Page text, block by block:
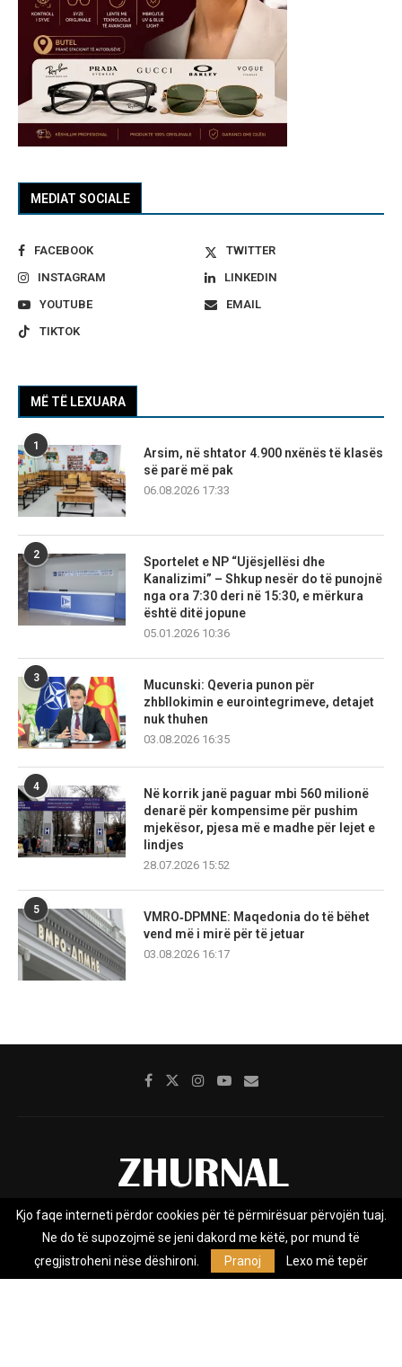
MEDIAT SOCIALE
FACEBOOK
TWITTER
INSTAGRAM
LINKEDIN
YOUTUBE
EMAIL
TIKTOK
MË TË LEXUARA
1
Arsim, në shtator 4.900 nxënës të klasës
së parë më pak
06.08.2026 17:33
2
Sportelet e NP “Ujësjellësi dhe
Kanalizimi” – Shkup nesër do të punojnë
nga ora 7:30 deri në 15:30, e mërkura
është ditë jopune
05.01.2026 10:36
3
Mucunski: Qeveria punon për
zhbllokimin e eurointegrimeve, detajet
nuk thuhen
03.08.2026 16:35
4
Në korrik janë paguar mbi 560 milionë
denarë për kompensime për pushim
mjekësor, pjesa më e madhe për lejet e
lindjes
28.07.2026 15:52
5
VMRO‑DPMNE: Maqedonia do të bëhet
vend më i mirë për të jetuar
03.08.2026 16:17
Rreth nesh Impresumi Marketing
Privacy Policy
Zhurnal.mk është Agjenci e Lajmeve e pavarur, e themeluar në vitin
Kjo faqe interneti përdor cookies për të përmirësuar përvojën tuaj.
Ne do të supozojmë se jeni dakord me këtë, por mund të
çregjistroheni nëse dëshironi.
Pranoj Lexo më tepër